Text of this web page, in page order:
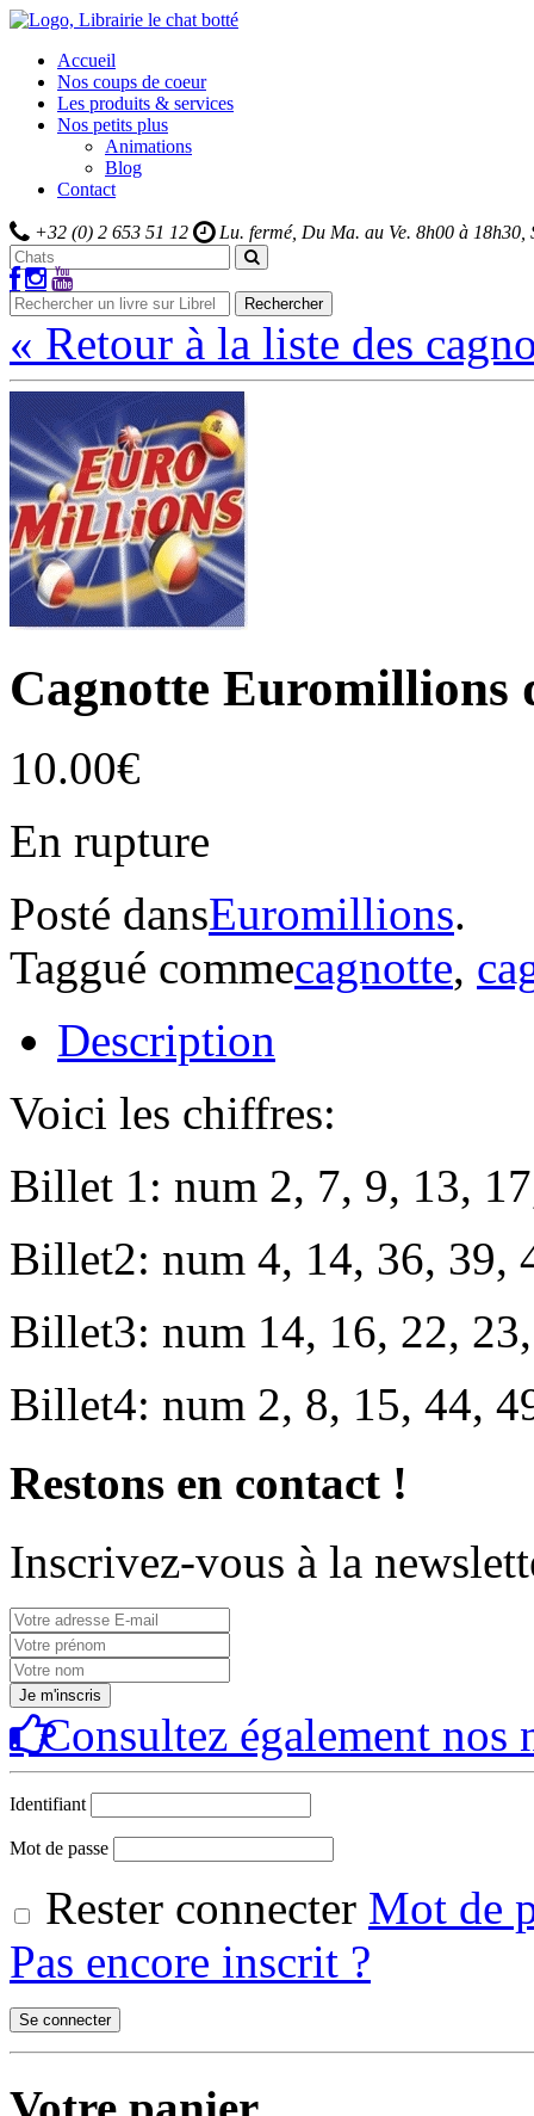
Accueil
Nos coups de coeur
Les produits & services
Nos petits plus
Animations
Blog
Contact
+32 (0) 2 653 51 12 Lu. fermé, Du Ma. au Ve. 8h00 à 18h30,
Rechercher
« Retour à la liste des
Cagnotte Euromillions
10.00€
En rupture
Posté dansEuromillions.
Taggué commecagnotte,
Description
Voici les chiffres:
Billet 1: num 2, 7, 9, 13,
Billet2: num 4, 14, 36, 39,
Billet3: num 14, 16, 22,
Billet4: num 2, 8, 15, 44,
Restons en contact !
Inscrivez-vous à la
Consultez également nos
Identifiant
Mot de passe
Rester connecter Mot de
Pas encore inscrit ?